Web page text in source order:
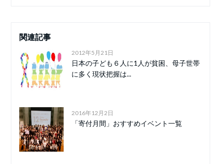
関連記事
2012年5月21日
日本の子ども６人に1人が貧困、母子世帯
に多く現状把握は...
2016年12月2日
「寄付月間」おすすめイベント一覧